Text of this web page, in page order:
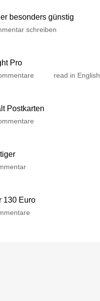
besonders günstig
schreiben
Pro
read in English
Postkarten
130 Euro